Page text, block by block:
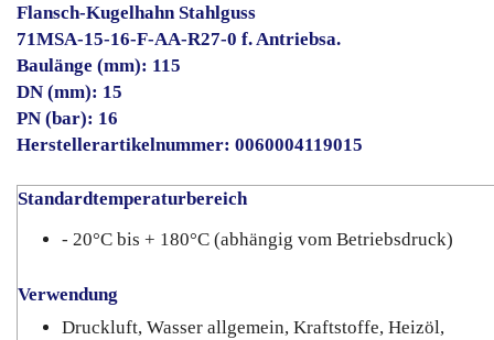
Flansch-Kugelhahn Stahlguss
71MSA-15-16-F-AA-R27-0 f. Antriebsa.
Baulänge (mm): 115
DN (mm): 15
PN (bar): 16
Herstellerartikelnummer: 0060004119015
Standardtemperaturbereich
- 20°C bis + 180°C (abhängig vom Betriebsdruck)
Verwendung
Druckluft, Wasser allgemein, Kraftstoffe, Heizöl,